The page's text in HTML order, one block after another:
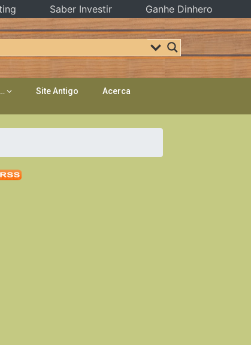
Site Antigo Acerca
Saber Investir Ganhe Dinhero